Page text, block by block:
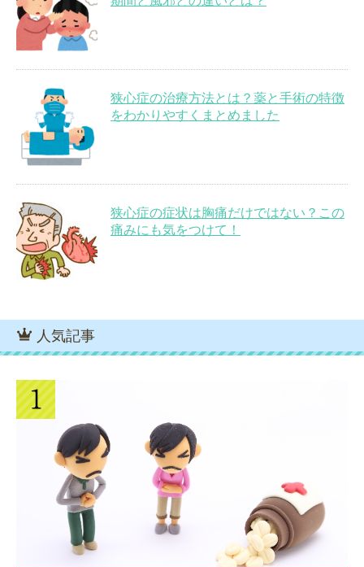
狭心症の治療方法とは？薬と手術の特徴
をわかりやすくまとめました
狭心症の症状は胸痛だけではない？この
痛みにも気をつけて！
人気記事